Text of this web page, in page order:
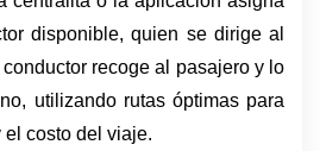
disponible, quien se dirige al
recoge al pasajero y lo
utilizando rutas óptimas para
costo del viaje.